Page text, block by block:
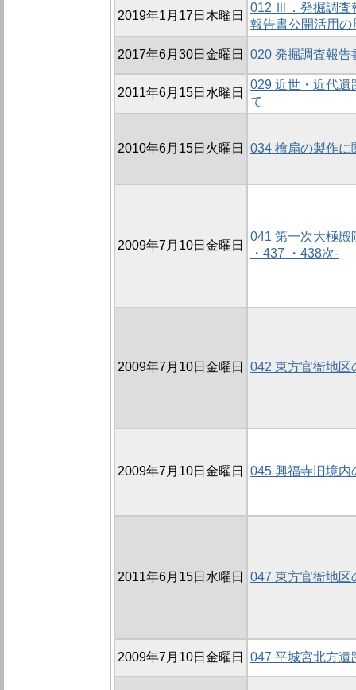
2019年1月17日木曜日
012 Ⅲ．発掘調査
報告書公開活用の
2017年6月30日金曜日 020 発掘調査報告
2011年6月15日水曜日
029 近世・近代遺
て
2010年6月15日火曜日 034 檜扇の製作に
2009年7月10日金曜日
041 第一次大極殿
・437 ・438次-
2009年7月10日金曜日 042 東方官衙地区
2009年7月10日金曜日 045 興福寺旧境内
2011年6月15日水曜日 047 東方官衙地区
2009年7月10日金曜日 047 平城宮北方遺